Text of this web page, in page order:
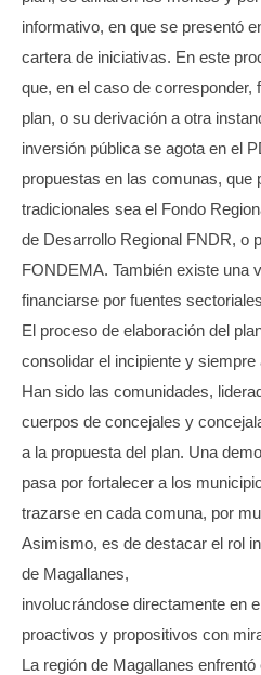
informativo, en que se presentó
cartera de iniciativas. En este
que, en el caso de corresponder,
plan, o su derivación a otra
inversión pública se agota en el
propuestas en las comunas,
tradicionales sea el Fondo
de Desarrollo Regional FNDR, o
FONDEMA. También existe una
financiarse por fuentes
El proceso de elaboración del
consolidar el incipiente y
Han sido las comunidades,
cuerpos de concejales y
a la propuesta del plan. Una
pasa por fortalecer a los
trazarse en cada comuna, por
Asimismo, es de destacar el rol
de Magallanes,
involucrándose directamente en
proactivos y propositivos con
La región de Magallanes